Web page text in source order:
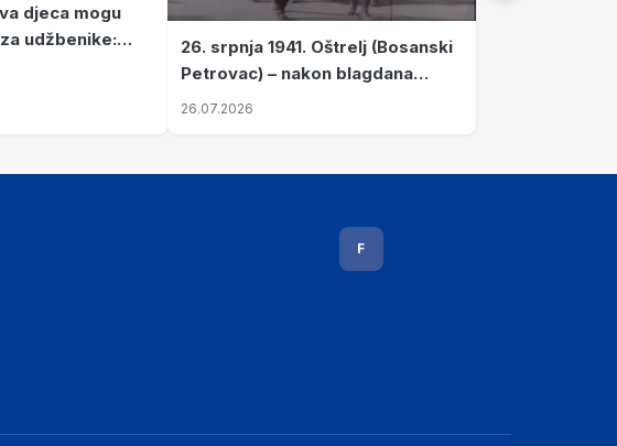
djeca mogu
udžbenike:
do 31.
26. srpnja 1941. Oštrelj (Bosanski
Petrovac) – nakon blagdana
Svete Ane izvršen napad srpskih
26.07.2026
F